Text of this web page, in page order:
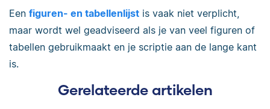
Een figuren- en tabellenlijst is vaak niet verplicht,
maar wordt wel geadviseerd als je van veel figuren of
tabellen gebruikmaakt en je scriptie aan de lange kant
is.
Gerelateerde artikelen